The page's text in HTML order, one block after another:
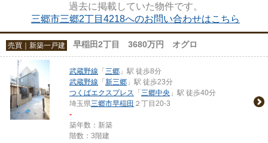
過去に掲載していた物件です。
三郷市三郷2丁目4218へのお問い合わせはこちら
売買｜新築一戸建 早稲田2丁目 3680万円 オグロ
武蔵野線 「 三郷 」駅 徒歩8分
武蔵野線 「 新三郷 」駅 徒歩23分
つくばエクスプレス 「 三郷中央 」駅 徒歩40分
埼玉県三郷市早稲田 ２丁目20-3
-
築年数：新築
階数：3階建